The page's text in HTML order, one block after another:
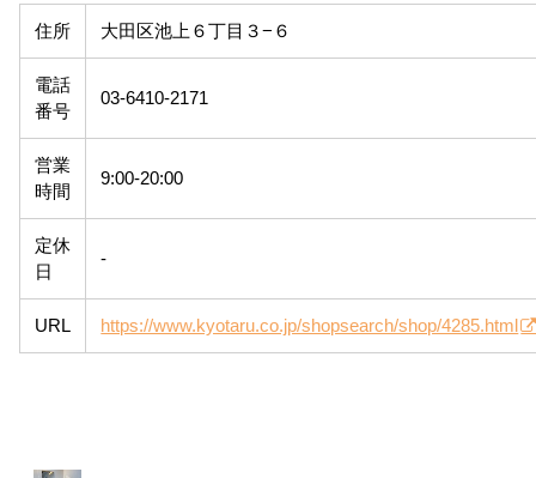
住所 大田区池上６丁目３−６
電話
番号
03-6410-2171
営業
時間
9:00-20:00
定休
日
-
URL https://www.kyotaru.co.jp/shopsearch/shop/4285.html